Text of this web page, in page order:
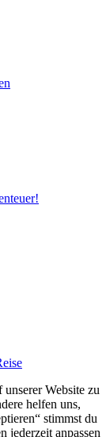
Website zu
helfen uns,
stimmst du
jederzeit anpassen